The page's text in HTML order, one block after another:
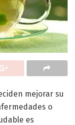
mejorar su
o
es